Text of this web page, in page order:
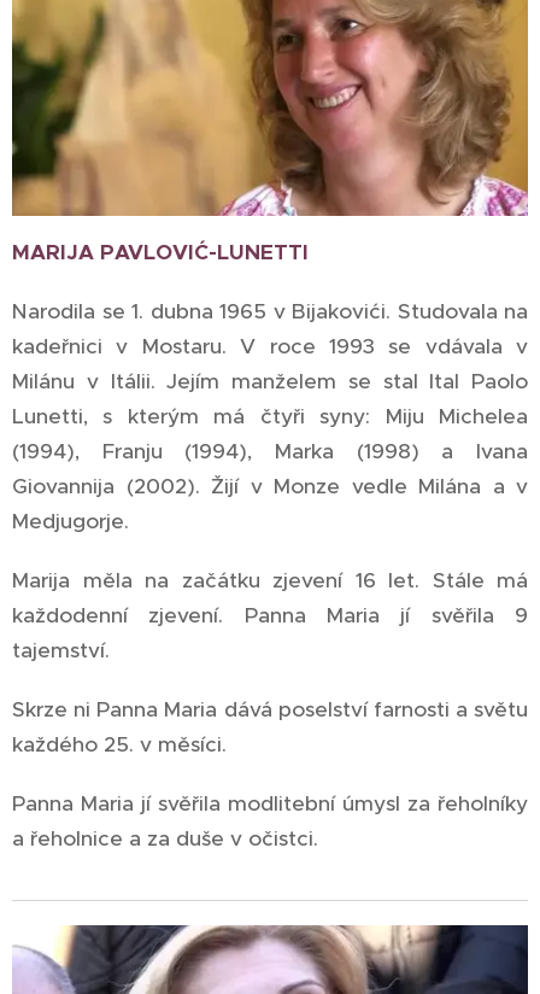
MARIJA PAVLOVIĆ-LUNETTI
Narodila se 1. dubna 1965 v Bijakovići. Studovala na
kadeřnici v Mostaru. V roce 1993 se vdávala v
Milánu v Itálii. Jejím manželem se stal Ital Paolo
Lunetti, s kterým má čtyři syny: Miju Michelea
(1994), Franju (1994), Marka (1998) a Ivana
Giovannija (2002). Žijí v Monze vedle Milána a v
Medjugorje.
Marija měla na začátku zjevení 16 let. Stále má
každodenní zjevení. Panna Maria jí svěřila 9
tajemství.
Skrze ni Panna Maria dává poselství farnosti a světu
každého 25. v měsíci.
Panna Maria jí svěřila modlitební úmysl za řeholníky
a řeholnice a za duše v očistci.